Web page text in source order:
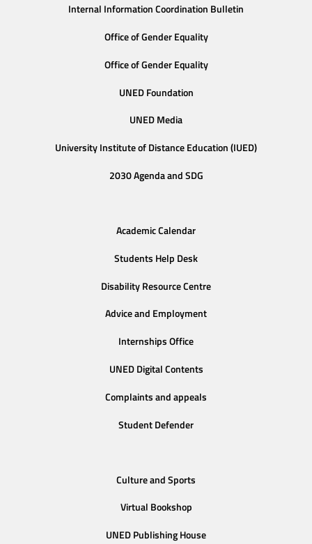
Internal Information Coordination Bulletin
Office of Gender Equality
Office of Gender Equality
UNED Foundation
UNED Media
University Institute of Distance Education (IUED)
2030 Agenda and SDG
Academic Calendar
Students Help Desk
Disability Resource Centre
Advice and Employment
Internships Office
UNED Digital Contents
Complaints and appeals
Student Defender
Culture and Sports
Virtual Bookshop
UNED Publishing House